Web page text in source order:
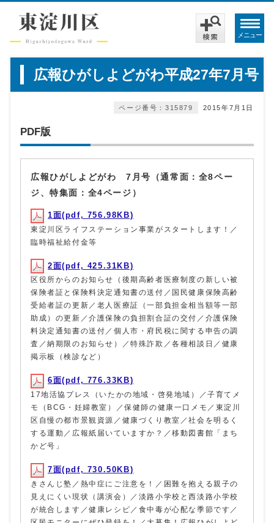
メニュー
広報ひがしよどがわ平成27年7月号
2015年7月1日
ページ番号：315879
PDF版
広報ひがしよどがわ 7月号（通常面：全8ペー
ジ、特集面：全4ページ）
1面(pdf, 756.98KB)
東淀川区ライフステーション事業がスタートします！／
臨時福祉給付金等
2面(pdf, 425.31KB)
区役所からのお知らせ（後期高齢者医療制度の新しい被
保険者証と保険料決定通知書の送付／国民健康保険高齢
受給者証の更新／老人医療証（一部負担金相当額等一部
助成）の更新／介護保険の負担割合証の交付／介護保険
料決定通知書の送付／個人市・府民税に関する申告の調
査／納期限のお知らせ）／特殊詐欺／各種相談日／健康
掲示板（検診など）
6面(pdf, 776.33KB)
17地活協プレス（いたかの地域・啓発地域）／子育てメ
モ（BCG・妊婦教室）／保健師の健康一口メモ／東淀川
区自慢の都市景観資源／健康づくり教室／社会を明るく
する運動／広報紙届いていますか？／移動図書館「まち
かど号」
7面(pdf, 730.50KB)
きさんじ塾／熱中症にご注意を！／困難を抱える親子の
見えにくい現状（講演会）／淡路小学校と西淡路小学校
が統合します／健康レシピ／食中毒が心配な季節です／